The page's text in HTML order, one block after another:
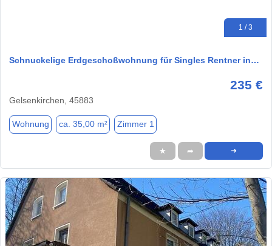
1 / 3
Schnuckelige Erdgeschoßwohnung für Singles Rentner in…
235 €
Gelsenkirchen, 45883
Wohnung ca. 35,00 m² Zimmer 1
★ ➦ ➜